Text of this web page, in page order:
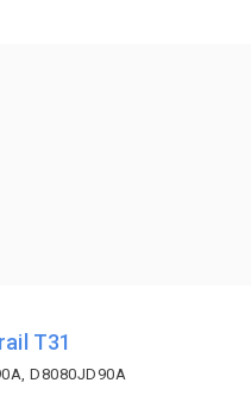
T31
D8080JD90A